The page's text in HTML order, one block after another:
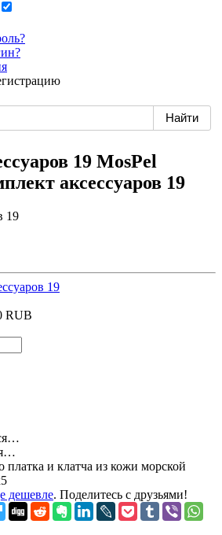
19 MosPel
аксессуаров 19
19
RUB
платка и клатча из кожи морской
дешевле. Поделитесь с друзьями!